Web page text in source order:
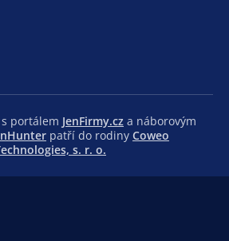
portálem JenFirmy.cz a náborovým
patří do rodiny Coweo
s. r. o.